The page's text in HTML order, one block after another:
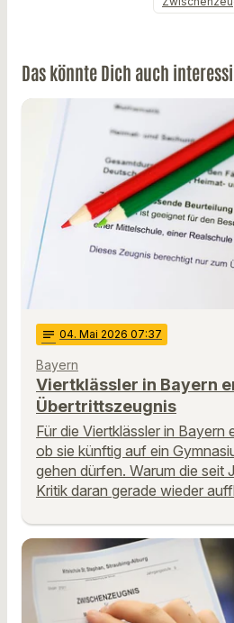
Das könnte Dich auch
notes 04. Mai 2026 07:37
Bayern
Viertklässler in Bayern
Übertrittszeugnis
Für die Viertklässler in Bayern
ob sie künftig auf ein
gehen dürfen. Warum die seit
Kritik daran gerade wieder